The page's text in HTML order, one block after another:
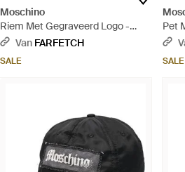
Moschino
Riem Met Gegraveerd Logo -
Zwart
Van FARFETCH
SALE
Pet
SALE